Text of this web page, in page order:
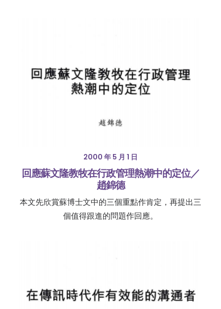
2000 年 5 月 1 日
回應蘇文隆教牧在行政管理熱潮中的定位／
趙錦德
本文先欣賞蘇博士文中的三個重點作肯定，再提出三
個值得跟進的問題作回應。